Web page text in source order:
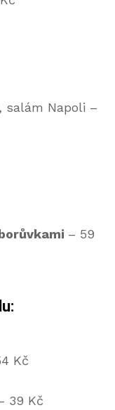
, salám Napoli –
– 59
Kč
39 Kč